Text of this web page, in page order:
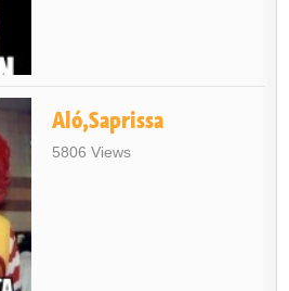
Aló,Saprissa
5806 Views